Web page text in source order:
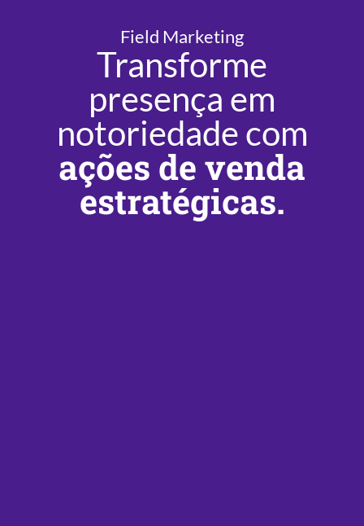
Field Marketing
Transforme
presença em
notoriedade com
ações de venda
estratégicas.